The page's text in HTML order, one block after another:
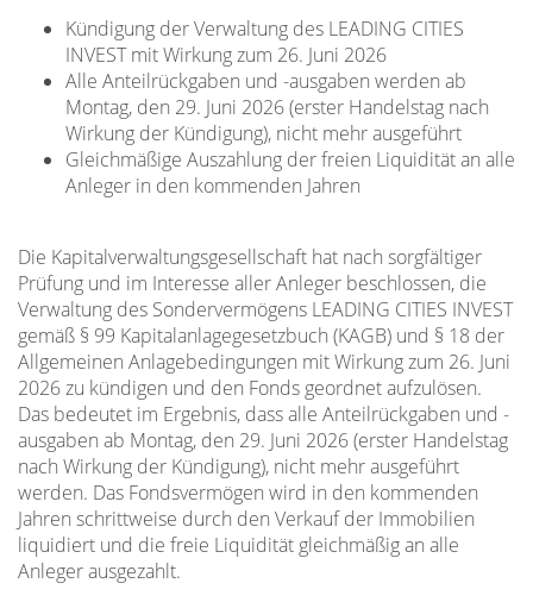
Kündigung der Verwaltung des LEADING CITIES
INVEST mit Wirkung zum 26. Juni 2026
Alle Anteilrückgaben und -ausgaben werden ab
Montag, den 29. Juni 2026 (erster Handelstag nach
Wirkung der Kündigung), nicht mehr ausgeführt
Gleichmäßige Auszahlung der freien Liquidität an alle
Anleger in den kommenden Jahren
Die Kapitalverwaltungsgesellschaft hat nach sorgfältiger
Prüfung und im Interesse aller Anleger beschlossen, die
Verwaltung des Sondervermögens LEADING CITIES INVEST
gemäß § 99 Kapitalanlagegesetzbuch (KAGB) und § 18 der
Allgemeinen Anlagebedingungen mit Wirkung zum 26. Juni
2026 zu kündigen und den Fonds geordnet aufzulösen.
Das bedeutet im Ergebnis, dass alle Anteilrückgaben und -
ausgaben ab Montag, den 29. Juni 2026 (erster Handelstag
nach Wirkung der Kündigung), nicht mehr ausgeführt
werden. Das Fondsvermögen wird in den kommenden
Jahren schrittweise durch den Verkauf der Immobilien
liquidiert und die freie Liquidität gleichmäßig an alle
Anleger ausgezahlt.